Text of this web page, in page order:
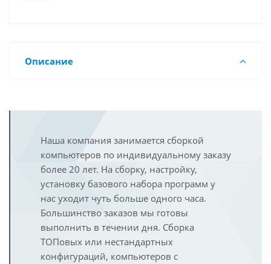
Описание
Наша компания занимается сборкой
компьютеров по индивидуальному заказу
более 20 лет. На сборку, настройку,
установку базового набора программ у
нас уходит чуть больше одного часа.
Большинство заказов мы готовы
выполнить в течении дня. Сборка
ТОПовых или нестандартных
конфигураций, компьютеров с